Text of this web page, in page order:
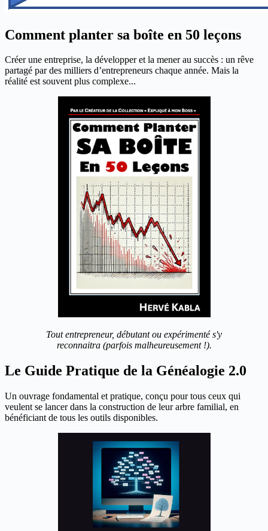
Comment planter sa boîte en 50 leçons
Créer une entreprise, la développer et la mener au succès : un rêve
partagé par des milliers d’entrepreneurs chaque année. Mais la
réalité est souvent plus complexe...
Tout entrepreneur, débutant ou expérimenté s'y
reconnaitra (parfois malheureusement !).
Le Guide Pratique de la Généalogie 2.0
Un ouvrage fondamental et pratique, conçu pour tous ceux qui
veulent se lancer dans la construction de leur arbre familial, en
bénéficiant de tous les outils disponibles.